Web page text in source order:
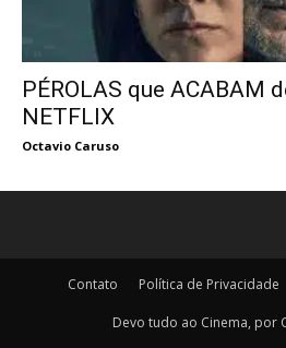
PÉROLAS que ACABAM
NETFLIX
Octavio Caruso
Contato Política de Privacidade
Devo tudo ao Cinema, por